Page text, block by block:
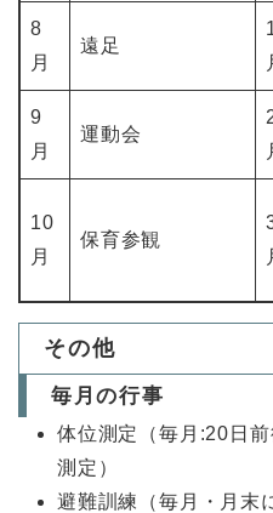
8
月
遠足
9
月
運動会
10
月
保育参観
その他
毎月の行事
体位測定（毎月:20日
測定）
避難訓練（毎月・月末